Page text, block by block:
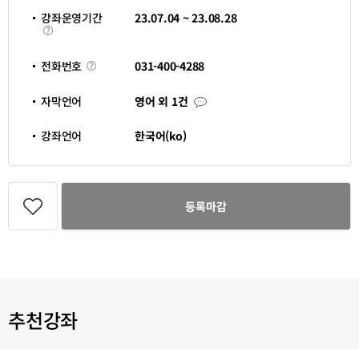
청
기
간
강좌운영기간
강
좌
영
기
23.07.04 ~ 23.08.28
전화번호 전
화
031-400-4288
자막언어 영어 외 1건 자
막
강좌언어 한국어(ko)
관
등
등록마감
추천강좌